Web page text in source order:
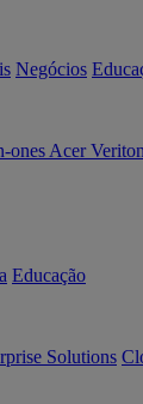
Negócios
ones Acer Veriton
Educação
Solutions